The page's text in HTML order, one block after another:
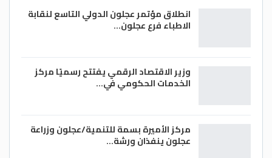
انطلاق مؤتمر عجلون الدولي التاسع لنقابة
الاطباء فرع عجلون…
وزير الاقتصاد الرقمي يفتتح رسميًا مركز
الخدمات الحكومي في…
مركز الأميرة بسمة للتنمية/عجلون وزراعة
عجلون ينفذان ورشة…